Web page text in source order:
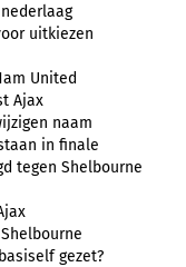
uitkiezen
United
Ajax
naam
in finale
tegen Shelbourne
gezet?